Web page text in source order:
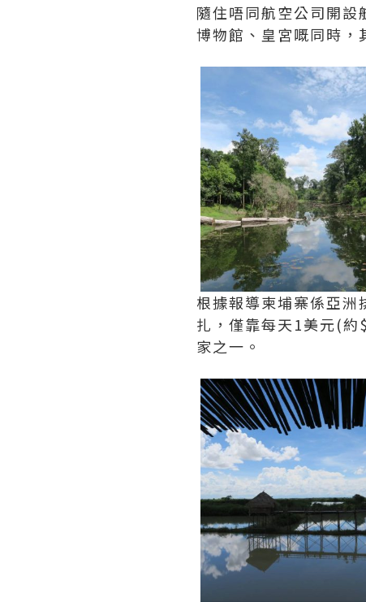
隨住唔同航空公司開
博物館、皇宮嘅同時，
根據報導柬埔寨係亞
扎，僅靠每天1美元(約
家之一。